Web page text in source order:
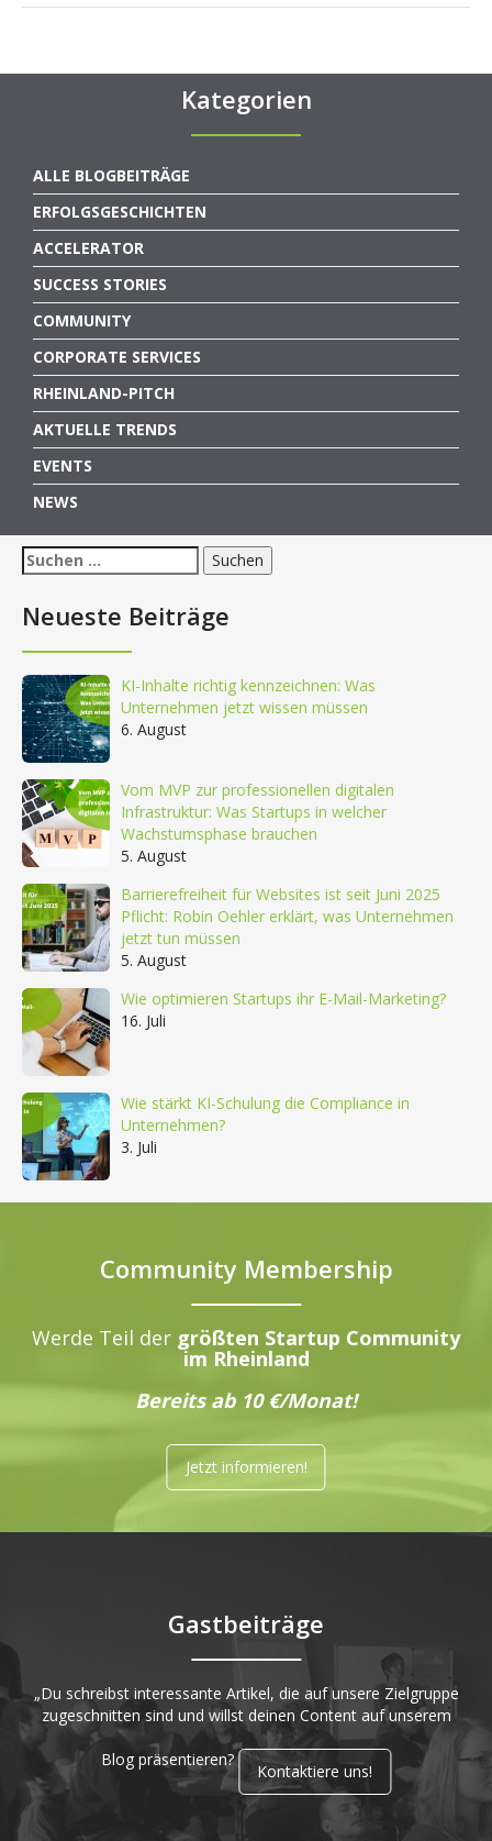
Kategorien
ALLE BLOGBEITRÄGE
ERFOLGSGESCHICHTEN
ACCELERATOR
SUCCESS STORIES
COMMUNITY
CORPORATE SERVICES
RHEINLAND-PITCH
AKTUELLE TRENDS
EVENTS
NEWS
Suchen
nach:
Neueste Beiträge
KI-Inhalte richtig kennzeichnen: Was
Unternehmen jetzt wissen müssen
6. August
Vom MVP zur professionellen digitalen
Infrastruktur: Was Startups in welcher
Wachstumsphase brauchen
5. August
Barrierefreiheit für Websites ist seit Juni 2025
Pflicht: Robin Oehler erklärt, was Unternehmen
jetzt tun müssen
5. August
Wie optimieren Startups ihr E-Mail-Marketing?
16. Juli
Wie stärkt KI-Schulung die Compliance in
Unternehmen?
3. Juli
Community Membership
Werde Teil der größten Startup Community
im Rheinland
Bereits ab 10 €/Monat!
Jetzt informieren!
Gastbeiträge
„Du schreibst interessante Artikel, die auf unsere Zielgruppe
zugeschnitten sind und willst deinen Content auf unserem
Blog präsentieren?
Kontaktiere uns!